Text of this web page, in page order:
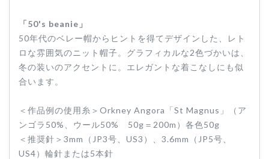
「50's beanie」
50年代のベレー帽からヒントを得てデザインした、レト
ロな雰囲気のニット帽子。グラフィカルな2色づかいは、
冬の装いのアクセントに。エレガントな着こなしにも似
合います。
＜作品例の使用糸＞Orkney Angora「St Magnus」（ア
ンゴラ50%、ウール50% 50g＝200m）各色50g
＜推奨針＞3mm（JP3号、US3）、3.6mm（JP5号、
US4）輪針または5本針